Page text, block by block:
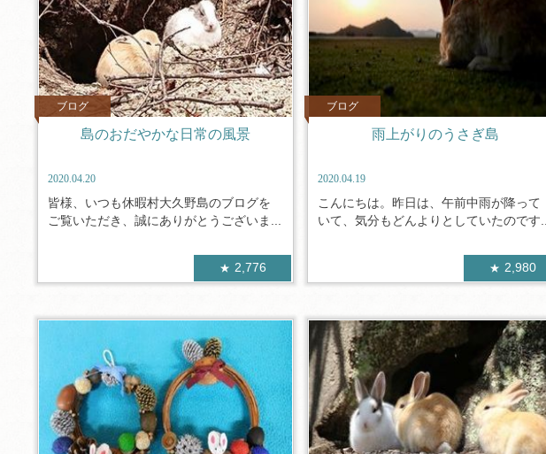
ブログ
島のおだやかな日常の風景
2020.04.20
皆様、いつも休暇村大久野島のブログを
ご覧いただき、誠にありがとうございま...
2,776
ブログ
雨上がりのうさぎ島
2020.04.19
こんにちは。昨日は、午前中雨が降って
いて、気分もどんよりとしていたのです...
2,980